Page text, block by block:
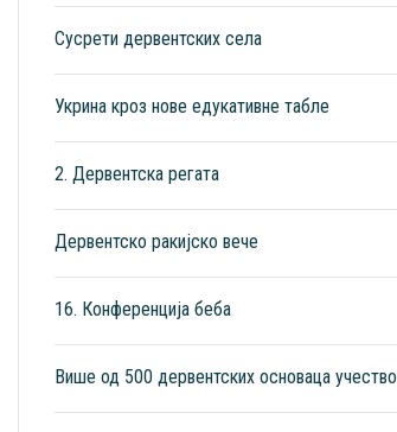
Сусрети дервентских села
Укрина кроз нове едукативне табле
2. Дервентска регата
Дервентско ракијско вече
16. Конференција беба
Више од 500 дервентских основаца учество